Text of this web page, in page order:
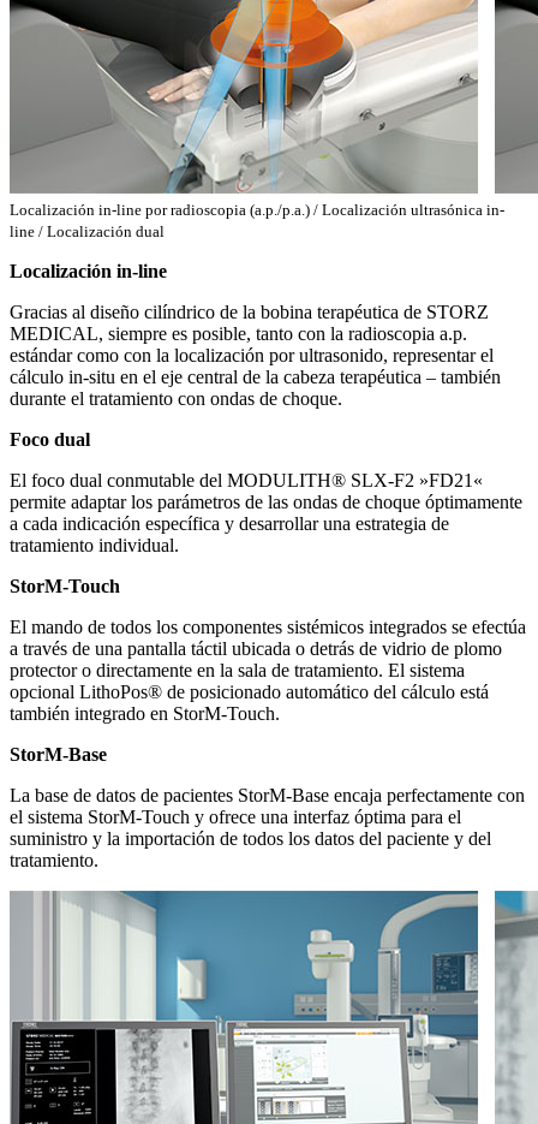
Localización in-line por radioscopia (a.p./p.a.) / Localización ultrasónica in-
line / Localización dual
Localización in-line
Gracias al diseño cilíndrico de la bobina terapéutica de STORZ
MEDICAL, siempre es posible, tanto con la radioscopia a.p.
estándar como con la localización por ultrasonido, representar el
cálculo in-situ en el eje central de la cabeza terapéutica – también
durante el tratamiento con ondas de choque.
Foco dual
El foco dual conmutable del MODULITH® SLX-F2 »FD21«
permite adaptar los parámetros de las ondas de choque óptimamente
a cada indicación específica y desarrollar una estrategia de
tratamiento individual.
StorM-Touch
El mando de todos los componentes sistémicos integrados se efectúa
a través de una pantalla táctil ubicada o detrás de vidrio de plomo
protector o directamente en la sala de tratamiento. El sistema
opcional LithoPos® de posicionado automático del cálculo está
también integrado en StorM-Touch.
StorM-Base
La base de datos de pacientes StorM-Base encaja perfectamente con
el sistema StorM-Touch y ofrece una interfaz óptima para el
suministro y la importación de todos los datos del paciente y del
tratamiento.